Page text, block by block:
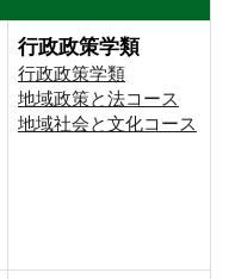
行政政策学類
行政政策学類
地域政策と法コース
地域社会と文化コース